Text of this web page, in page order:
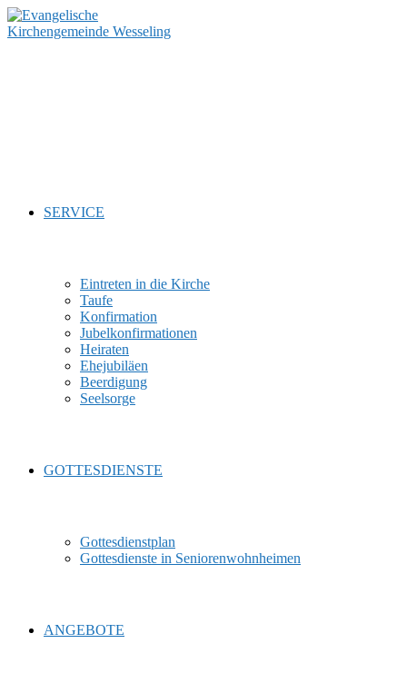
Zum
Inhalt
SERVICE
Eintreten in die Kirche
Taufe
Konfirmation
Jubelkonfirmationen
Heiraten
Ehejubiläen
Beerdigung
Seelsorge
GOTTESDIENSTE
Gottesdienstplan
Gottesdienste in Seniorenwohnheimen
ANGEBOTE